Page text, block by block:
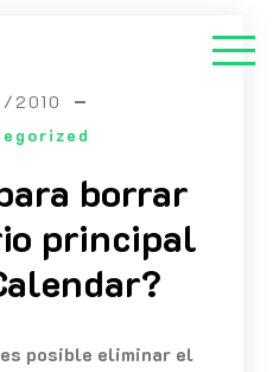
2010
borrar
principal
posible eliminar el